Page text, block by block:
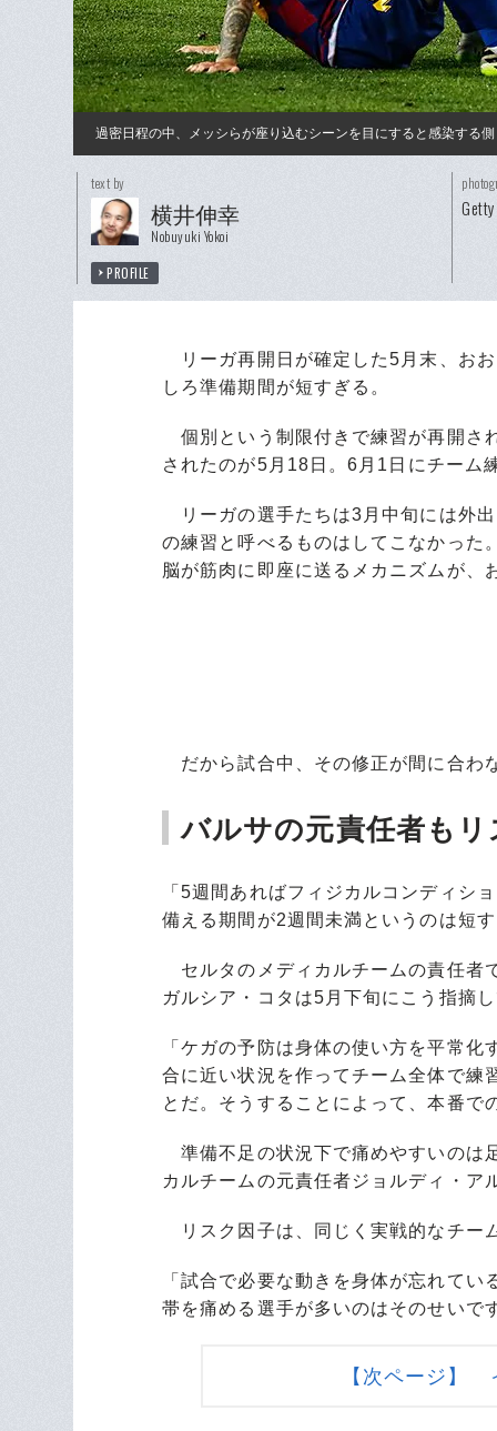
過密日程の中、メッシらが座り込むシーンを目にすると感染する
text by
横井伸幸
Nobuyuki Yokoi
PROFILE
リーガ再開日が確定した5月末、お
しろ準備期間が短すぎる。
個別という制限付きで練習が再開さ
されたのが5月18日。6月1日にチーム
リーガの選手たちは3月中旬には外
の練習と呼べるものはしてこなかった
脳が筋肉に即座に送るメカニズムが、
だから試合中、その修正が間に合わ
バルサの元責任者も
「5週間あればフィジカルコンディシ
備える期間が2週間未満というのは短
セルタのメディカルチームの責任者
ガルシア・コタは5月下旬にこう指摘
「ケガの予防は身体の使い方を平常
合に近い状況を作ってチーム全体で練
とだ。そうすることによって、本番で
準備不足の状況下で痛めやすいのは
カルチームの元責任者ジョルディ・ア
リスク因子は、同じく実戦的なチー
「試合で必要な動きを身体が忘れて
帯を痛める選手が多いのはそのせいで
【次ページ】